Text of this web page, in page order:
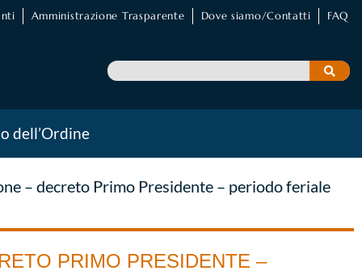
Amministrazione Trasparente Dove siamo/Contatti FAQ
dell’Ordine
– decreto Primo Presidente – periodo feriale
PRIMO PRESIDENTE –